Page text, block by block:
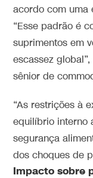
acordo com uma
“Esse padrão é
suprimentos em
escassez
sênior de
“As restrições à
equilíbrio interno
segurança
dos choques de
Impacto sobre